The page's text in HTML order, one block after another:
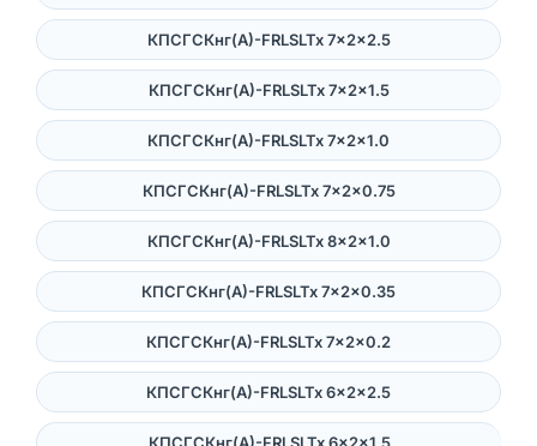
КПСГСКнг(А)-FRLSLTx 7×2×2.5
КПСГСКнг(А)-FRLSLTx 7×2×1.5
КПСГСКнг(А)-FRLSLTx 7×2×1.0
КПСГСКнг(А)-FRLSLTx 7×2×0.75
КПСГСКнг(А)-FRLSLTx 8×2×1.0
КПСГСКнг(А)-FRLSLTx 7×2×0.35
КПСГСКнг(А)-FRLSLTx 7×2×0.2
КПСГСКнг(А)-FRLSLTx 6×2×2.5